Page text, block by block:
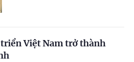
Việt Nam trở thành